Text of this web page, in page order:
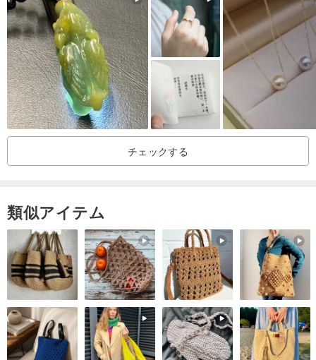
-- ペンダントロープが付属しており、周囲は約68cmで、長さは調整
チェックする
類似アイテム